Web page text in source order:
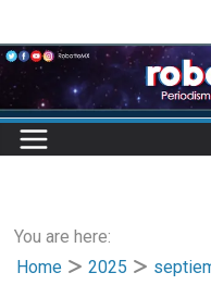
to
content
You are here:
Home
2025